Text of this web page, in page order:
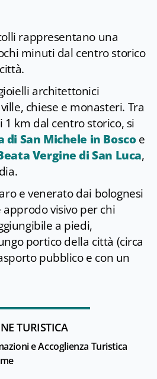
rappresentano una
minuti dal centro storico
architettonici
chiese e monasteri. Tra
1 km dal centro storico, si
di San Michele in Boscoe
Vergine di San Luca,
e venerato dai bolognesi
visivo per chi
a piedi,
portico della città (circa
pubblico e con un
TURISTICA
e Accoglienza Turistica